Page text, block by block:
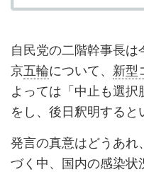
る
る
自民党の二階幹事長
京五輪について、 新型
よっては「中止も選
をし、後日釈明すると
発言の真意はどうあれ
づく中、国内の感染